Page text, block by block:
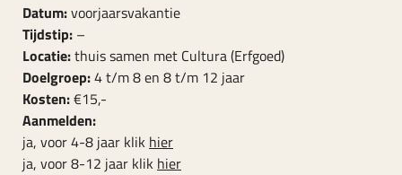
Datum:voorjaarsvakantie
Tijdstip: –
Locatie:thuis samen met Cultura (Erfgoed)
Doelgroep:4 t/m 8 en 8 t/m 12 jaar
Kosten:€15,-
Aanmelden:
ja, voor 4-8 jaar klik hier
ja, voor 8-12 jaar klik hier